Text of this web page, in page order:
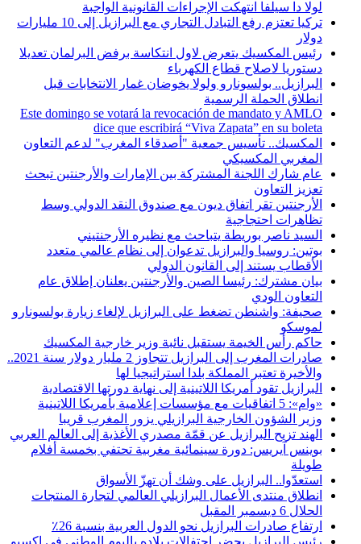
لولا دا سيلفا انتهكت الإجراءات القانونية الواجبة
تركيا تعتزم رفع التبادل التجاري مع البرازيل إلى 10 مليارات
دولار
رئيس المكسيك يتعرض لاول انتكاسة برفض البرلمان تعديلا
دستوريا لاصلاح قطاع الكهرباء
البرازيل.. بولسونارو ولولا يخوضان غمار الانتخابات قبل
انطلاق الحملة الرسمية
Este domingo se votará la revocación de mandato y AMLO
dice que escribirá “Viva Zapata” en su boleta
المكسيك.. تأسيس جمعية "أصدقاء المغرب" لدعم التعاون
المغربي المكسيكي
عام شارك اللجنة المشتركة بين الإمارات والأرجنتين تبحث
تعزيز التعاون
الأرجنتين تقر اتفاق ديون مع صندوق النقد الدولي وسط
تظاهرات احتجاجية
السيد ناصر بوريطة يتباحث مع نظيره الأرجنتيني
بوتين: روسيا والبرازيل تدعوان إلى نظام عالمي متعدد
الأقطاب يستند إلى القانون الدولي
بيان مشترك: رئيسا الصين والأرجنتين يعلنان إطلاق عام
التعاون الودي
صحيفة: واشنطن تضغط على البرازيل لإلغاء زيارة بولسونارو
لموسكو
حاكم رأس الخيمة يستقبل نائبة وزير خارجية المكسيك
صادرات المغرب إلى البرازيل تتجاوز 2 مليار دولار سنة 2021..
والأخيرة تعتبر المملكة بلدا استراتيجيا لها
البرازيل تقود أمريكا اللاتينية إلى نهاية دورتها الاقتصادية
«وام»: 5 اتفاقيات مع مؤسسات إعلامية بأمريكا اللاتينية
وزير الشؤون الخارجية البرازيلي يزور المغرب قريبا
الهند تزيح البرازيل عن قمّة مصدري الأغذية إلى العالم العربي
بوينس آيريس: دورة سينمائية مغربية تحتفي بخمسة أفلام
طويلة
استعدّوا.. البرازيل على وشك أن تهزّ الأسواق
انطلاق منتدى الأعمال البرازيلي العالمي لتجارة المنتجات
الحلال 6 ديسمبر المقبل
ارتفاع صادرات البرازيل نحو الدول العربية بنسبة 26٪